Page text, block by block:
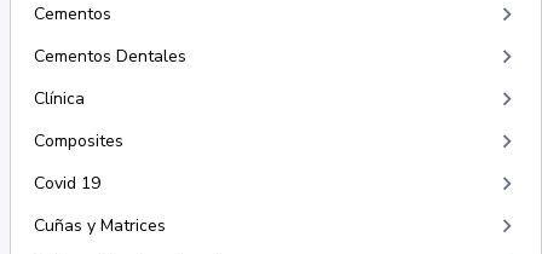
Cementos keyboard_arrow_right
Cementos Dentales keyboard_arrow_right
Clínica keyboard_arrow_right
Composites keyboard_arrow_right
Covid 19 keyboard_arrow_right
Cuñas y Matrices keyboard_arrow_right